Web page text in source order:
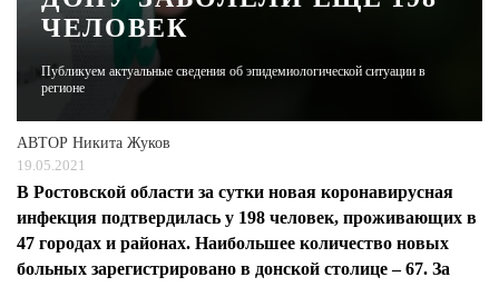
ЧЕЛОВЕК
Публикуем актуальные сведения об эпидемиологической ситуации в
регионе
АВТОР Никита Жуков
19.05.2021
В Ростовской области за сутки новая коронавирусная
инфекция подтвердилась у 198 человек, проживающих в
47 городах и районах. Наибольшее количество новых
больных зарегистрировано в донской столице – 67. За